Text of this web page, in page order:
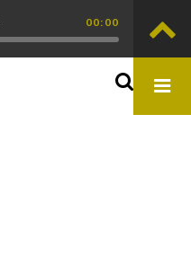
00:00